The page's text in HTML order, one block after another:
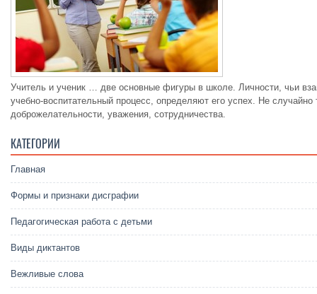
Учитель и ученик … две основные фигуры в школе. Личности, чьи
учебно-воспитательный процесс, определяют его успех. Не
доброжелательности, уважения, сотрудничества.
КАТЕГОРИИ
Главная
Формы и признаки дисграфии
Педагогическая работа с детьми
Виды диктантов
Вежливые слова